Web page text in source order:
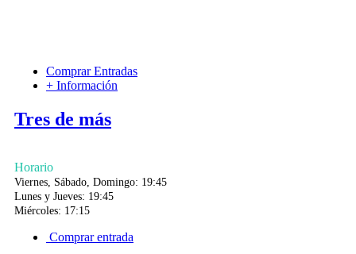
Comprar Entradas
+ Información
Tres de más
Horario
Viernes, Sábado, Domingo: 19:45
Lunes y Jueves: 19:45
Miércoles: 17:15
Comprar entrada